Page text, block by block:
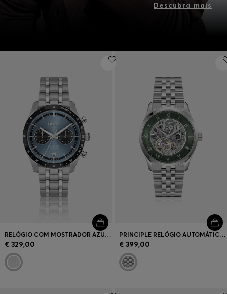
Descubra mais
RELÓGIO COM MOSTRADOR AZUL E BRACELETE DE ELOS MÚLTIPLOS
€ 329,00
PRINCIPLE RELÓGIO AUTOMÁTICO EM AÇO INOXIDÁVEL COM MOSTRADOR EM ESQUELETO
€ 399,00